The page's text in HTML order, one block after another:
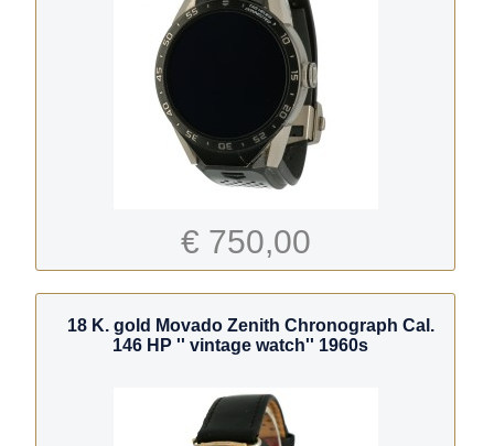
€ 750,00
18 K. gold Movado Zenith Chronograph Cal.
146 HP '' vintage watch'' 1960s